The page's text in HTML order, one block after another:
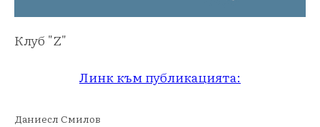
Клуб "Z"
Линк към публикацията:
Даниесл Смилов